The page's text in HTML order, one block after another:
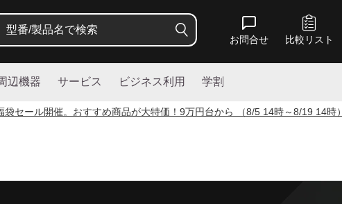
お問合せ 比較リスト
辺機器 サービス ビジネス利用 学割
袋セール開催。おすすめ商品が大特価！ 9万円台から （8/5 14時～8/19 14時）